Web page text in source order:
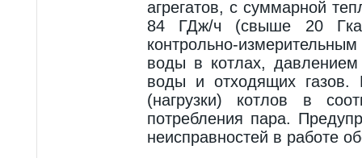
агрегатов, с суммарной
84 ГДж/ч (свыше 20
контрольно-
воды в котлах,
воды и отходящих газов.
(нагрузки) котлов в
потребления пара.
неисправностей в работе